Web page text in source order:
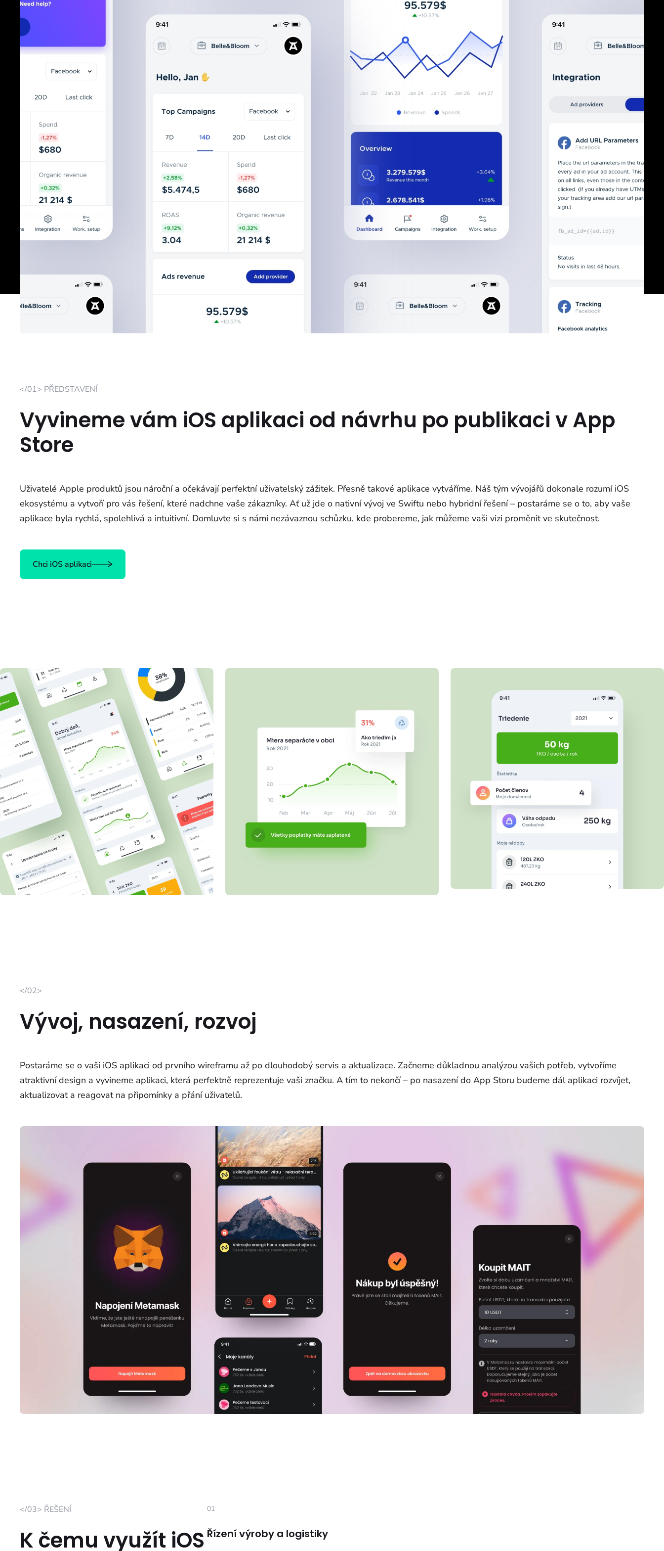
</01> PŘEDSTAVENÍ
Vyvineme vám iOS aplikaci od návrhu po publikaci v App
Store
Uživatelé Apple produktů jsou nároční a očekávají perfektní uživatelský zážitek. Přesně takové aplikace vytváříme. Náš tým vývojářů dokonale rozumí iOS
ekosystému a vytvoří pro vás řešení, které nadchne vaše zákazníky. Ať už jde o nativní vývoj ve Swiftu nebo hybridní řešení – postaráme se o to, aby vaše
aplikace byla rychlá, spolehlivá a intuitivní. Domluvte si s námi nezávaznou schůzku, kde probereme, jak můžeme vaši vizi proměnit ve skutečnost.
Chci iOS aplikaci
</02>
Vývoj, nasazení, rozvoj
Postaráme se o vaši iOS aplikaci od prvního wireframu až po dlouhodobý servis a aktualizace. Začneme důkladnou analýzou vašich potřeb, vytvoříme
atraktivní design a vyvineme aplikaci, která perfektně reprezentuje vaši značku. A tím to nekončí – po nasazení do App Storu budeme dál aplikaci rozvíjet,
aktualizovat a reagovat na připomínky a přání uživatelů.
</03> ŘEŠENÍ
K čemu využít iOS
01
Řízení výroby a logistiky